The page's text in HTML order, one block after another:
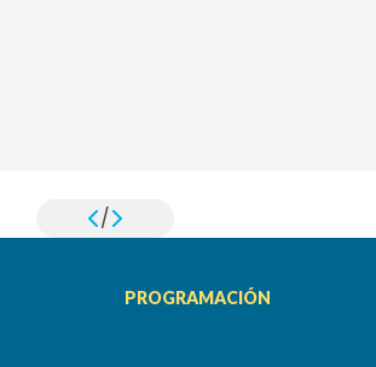
/
PROGRAMACIÓN